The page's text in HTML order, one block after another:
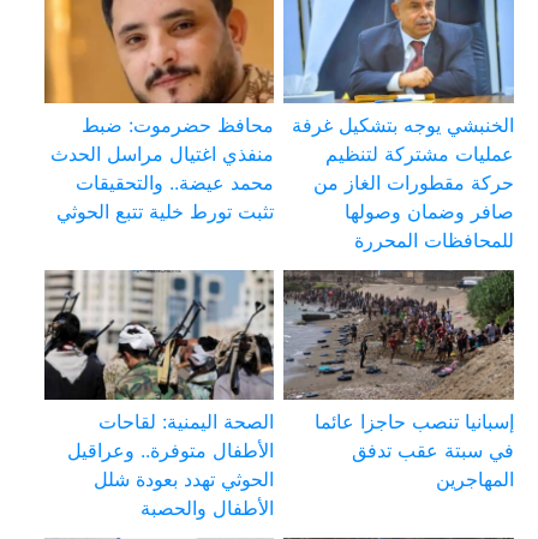
الخنبشي يوجه بتشكيل غرفة
عمليات مشتركة لتنظيم
حركة مقطورات الغاز من
صافر وضمان وصولها
للمحافظات المحررة
محافظ حضرموت: ضبط
منفذي اغتيال مراسل الحدث
محمد عيضة.. والتحقيقات
تثبت تورط خلية تتبع الحوثي
إسبانيا تنصب حاجزا عائما
في سبتة عقب تدفق
المهاجرين
الصحة اليمنية: لقاحات
الأطفال متوفرة.. وعراقيل
الحوثي تهدد بعودة شلل
الأطفال والحصبة